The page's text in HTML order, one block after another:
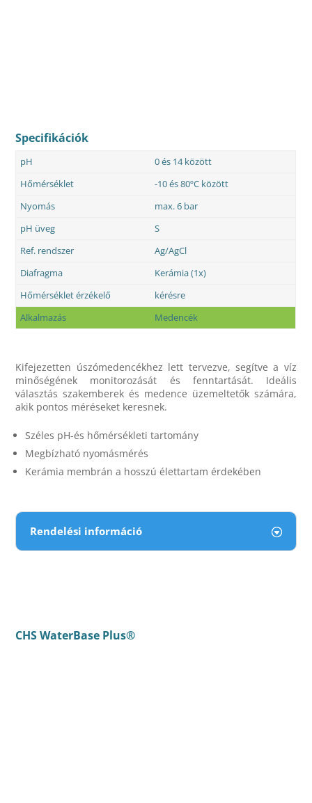
Specifikációk
pH
0 és 14 között
Hőmérséklet
-10 és 80ºC között
Nyomás
max. 6 bar
pH üveg
S
Ref. rendszer
Ag/AgCl
Diafragma
Kerámia (1x)
Hőmérséklet érzékelő
kérésre
Alkalmazás
Medencék
Kifejezetten úszómedencékhez lett tervezve, segítve a víz
minőségének monitorozását és fenntartását. Ideális
választás szakemberek és medence üzemeltetők számára,
akik pontos méréseket keresnek.
Széles pH-és hőmérsékleti tartomány
Megbízható nyomásmérés
Kerámia membrán a hosszú élettartam érdekében
Rendelési információ
CHS WaterBase Plus®